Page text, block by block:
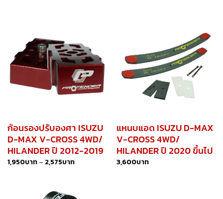
ก้อนรองปรับองศา ISUZU
D-MAX V-CROSS 4WD/
HILANDER ปี 2012-2019
1,950บาท– 2,575บาท
แหนบแอด ISUZU D-MAX
V-CROSS 4WD/
HILANDER ปี 2020 ขึ้นไป
3,600บาท